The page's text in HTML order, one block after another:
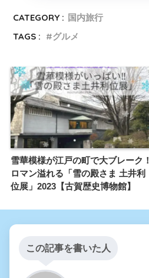
CATEGORY : 国内旅行
TAGS :
グルメ
雪華模様が江戸の町で大ブレーク！
ロマン溢れる「雪の殿さま 土井利
位展」2023【古賀歴史博物館】
この記事を書いた人